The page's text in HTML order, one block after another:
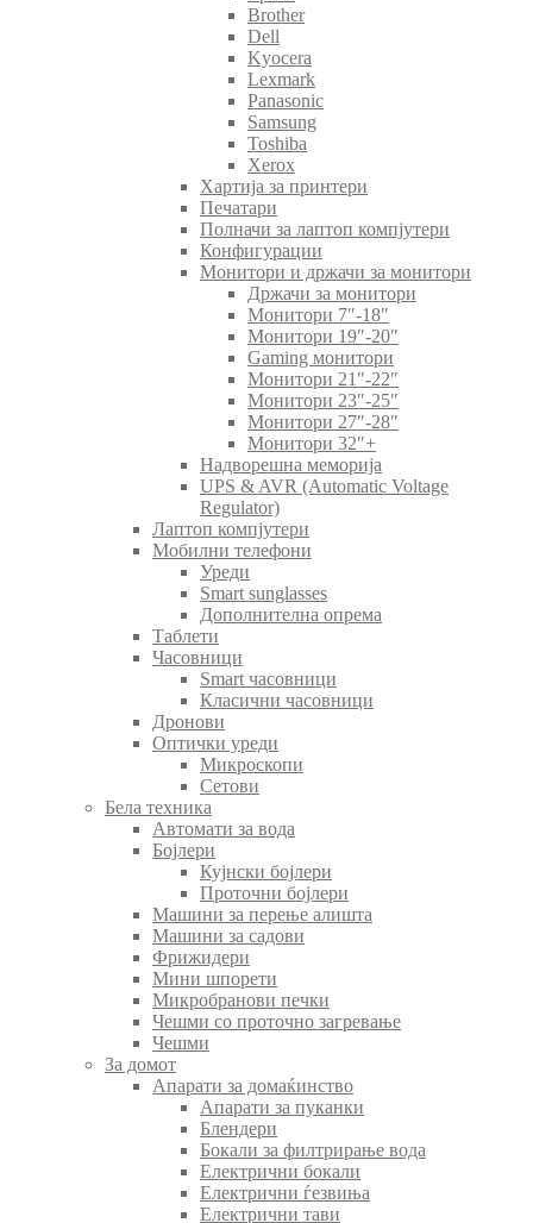
Brother
Dell
Kyocera
Lexmark
Panasonic
Samsung
Toshiba
Xerox
Хартија за принтери
Печатари
Полначи за лаптоп компјутери
Конфигурации
Монитори и држачи за монитори
Држачи за монитори
Монитори 7″-18″
Монитори 19″-20″
Gaming монитори
Монитори 21″-22″
Монитори 23″-25″
Монитори 27″-28″
Монитори 32″+
Надворешна меморија
UPS & AVR (Automatic Voltage
Regulator)
Лаптоп компјутери
Мобилни телефони
Уреди
Smart sunglasses
Дополнителна опрема
Таблети
Часовници
Smart часовници
Класични часовници
Дронови
Оптички уреди
Микроскопи
Сетови
Бела техника
Автомати за вода
Бојлери
Кујнски бојлери
Проточни бојлери
Машини за перење алишта
Машини за садови
Фрижидери
Мини шпорети
Микробранови печки
Чешми со проточно загревање
Чешми
За домот
Апарати за домаќинство
Апарати за пуканки
Блендери
Бокали за филтрирање вода
Електрични бокали
Електрични ѓезвиња
Електрични тави